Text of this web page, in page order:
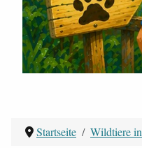
Startseite Wildtiere